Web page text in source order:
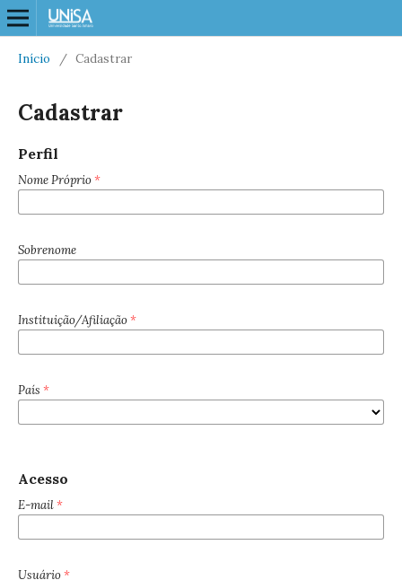
Início / Cadastrar
Cadastrar
Perfil
Nome Próprio*
Sobrenome
Instituição/Afiliação*
País *
Acesso
E-mail*
Usuário*